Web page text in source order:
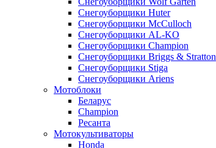
Снегоуборщики Huter
Снегоуборщики McCulloch
Снегоуборщики AL-KO
Снегоуборщики Champion
Снегоуборщики Briggs & Stratton
Снегоуборщики Stiga
Снегоуборщики Ariens
Мотоблоки
Беларус
Champion
Ресанта
Мотокультиваторы
Honda